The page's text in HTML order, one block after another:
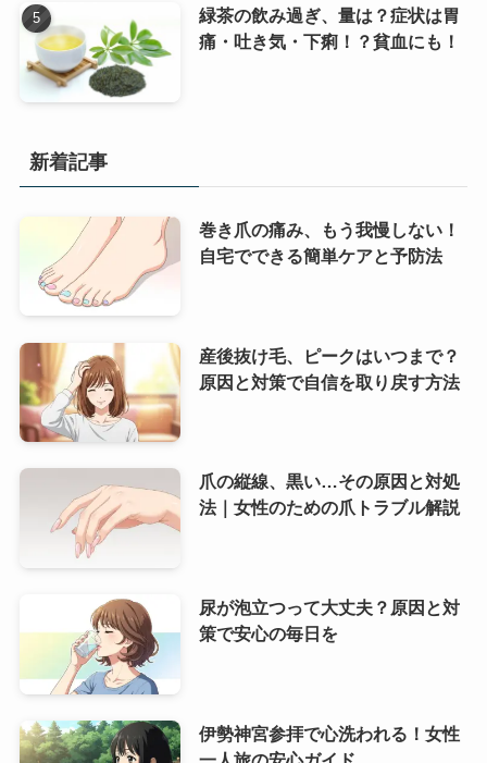
緑茶の飲み過ぎ、量は？症状は胃
痛・吐き気・下痢！？貧血にも！
新着記事
巻き爪の痛み、もう我慢しない！
自宅でできる簡単ケアと予防法
産後抜け毛、ピークはいつまで？
原因と対策で自信を取り戻す方法
爪の縦線、黒い…その原因と対処
法｜女性のための爪トラブル解説
尿が泡立つって大丈夫？原因と対
策で安心の毎日を
伊勢神宮参拝で心洗われる！女性